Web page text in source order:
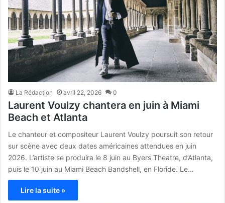
La Rédaction avril 22, 2026 0
Laurent Voulzy chantera en juin à Miami
Beach et Atlanta
Le chanteur et compositeur Laurent Voulzy poursuit son retour
sur scène avec deux dates américaines attendues en juin
2026. L’artiste se produira le 8 juin au Byers Theatre, d’Atlanta,
puis le 10 juin au Miami Beach Bandshell, en Floride. Le…
Lire la suite »